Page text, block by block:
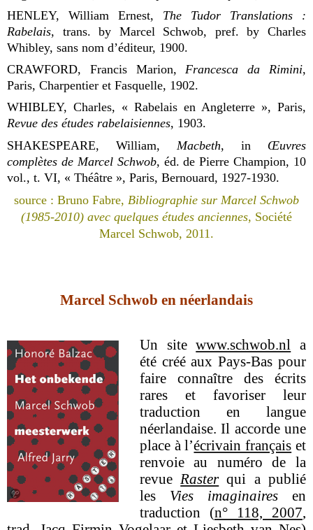
HENLEY, William Ernest, The Tudor Translations :
Rabelais, trans. by Marcel Schwob, pref. by Charles
Whibley, sans nom d’éditeur, 1900.
CRAWFORD, Francis Marion,Francesca da Rimini,
Paris, Charpentier et Fasquelle, 1902.
WHIBLEY, Charles, « Rabelais en Angleterre », Paris,
Revue des études rabelaisiennes, 1903.
SHAKESPEARE, William, Macbeth, in Œuvres
complètes de Marcel Schwob, éd. de Pierre Champion, 10
vol., t. VI, « Théâtre », Paris, Bernouard, 1927-1930.
source : Bruno Fabre, Bibliographie sur Marcel Schwob
(1985-2010) avec quelques études anciennes, Société
Marcel Schwob, 2011.
Marcel Schwob en néerlandais
Un sitewww.schwob.nl a
été créé aux Pays-Bas pour
faire connaître des écrits
rares et favoriser leur
traduction en langue
néerlandaise. Il accorde une
place à l’écrivain français et
renvoie au numéro de la
revueRasterqui a publié
les Vies imaginairesen
traduction (n° 118, 2007,